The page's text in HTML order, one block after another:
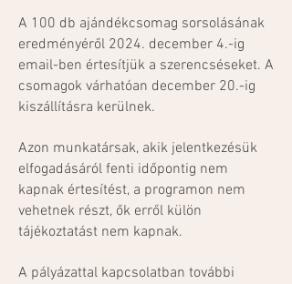
A 100 db ajándékcsomag sorsolásának
eredményéről 2024. december 4.-ig
email-ben értesítjük a szerencséseket. A
csomagok várhatóan december 20.-ig
kiszállításra kerülnek.
Azon munkatársak, akik jelentkezésük
elfogadásáról fenti időpontig nem
kapnak értesítést, a programon nem
vehetnek részt, ők erről külön
tájékoztatást nem kapnak.
A pályázattal kapcsolatban további